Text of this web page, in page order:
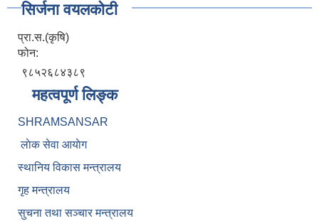
सिर्जना वयलकोटी
प्रा.स.(कृषि)
फोन:
९८५२६८४३८९
महत्वपूर्ण लिङ्क
SHRAMSANSAR
लाेक सेवा आयाेग
स्थानिय विकास मन्त्रालय
गृह मन्त्रालय
सुचना तथा सञ्चार मन्त्रालय